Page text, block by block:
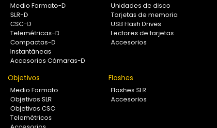
Medio Formato-D
SLR-D
CSC-D
Telemétricas-D
Compactas-D
Instantáneas
Accesorios Cámaras-D
Unidades de disco
Tarjetas de memoria
USB Flash Drives
Lectores de tarjetas
Accesorios
Objetivos
Medio Formato
Objetivos SLR
Objetivos CSC
Telemétricos
Flashes
Flashes SLR
Accesorios